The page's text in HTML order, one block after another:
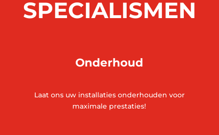
SPECIALISMEN
Onderhoud
Laat ons uw installaties onderhouden voor
maximale prestaties!